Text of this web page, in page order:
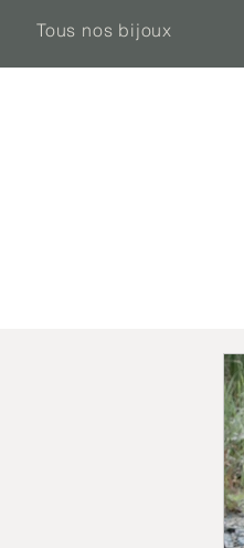
Tous nos bijoux